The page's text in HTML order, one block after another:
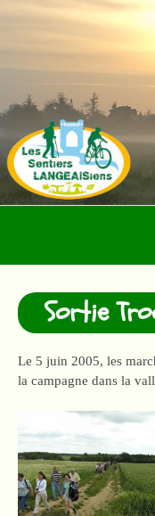
Sortie
Le 5 juin 2005, les
la campagne dans la